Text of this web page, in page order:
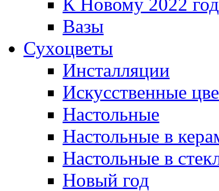
Вазы
Сухоцветы
Инсталляции
Искусственные
Настольные
Настольные в
Настольные в
Новый год